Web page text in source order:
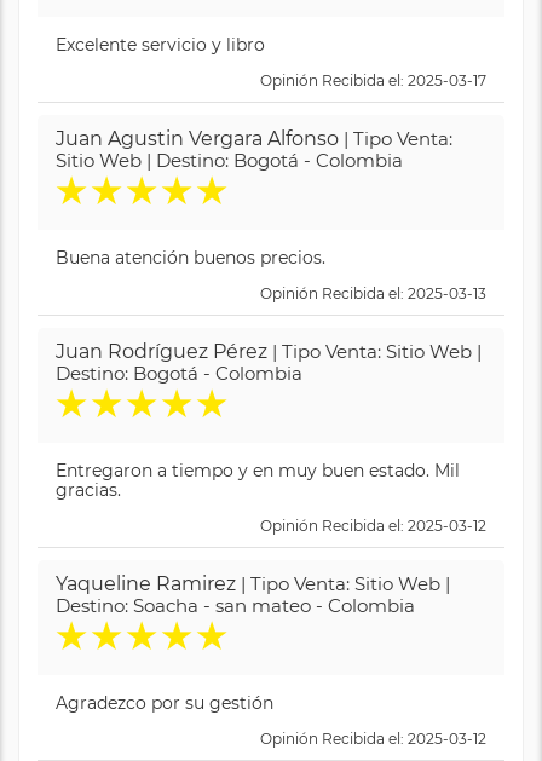
Excelente servicio y libro
Opinión Recibida el: 2025-03-17
Juan Agustin Vergara Alfonso | Tipo Venta:
Sitio Web | Destino: Bogotá - Colombia
★★★★★
Buena atención buenos precios.
Opinión Recibida el: 2025-03-13
Juan Rodríguez Pérez | Tipo Venta: Sitio Web |
Destino: Bogotá - Colombia
★★★★★
Entregaron a tiempo y en muy buen estado. Mil
gracias.
Opinión Recibida el: 2025-03-12
Yaqueline Ramirez | Tipo Venta: Sitio Web |
Destino: Soacha - san mateo - Colombia
★★★★★
Agradezco por su gestión
Opinión Recibida el: 2025-03-12